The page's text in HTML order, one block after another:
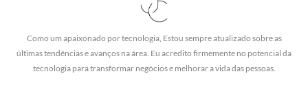
Como um apaixonado por tecnologia, Estou sempre atualizado sobre as
últimas tendências e avanços na área. Eu acredito firmemente no potencial da
tecnologia para transformar negócios e melhorar a vida das pessoas.